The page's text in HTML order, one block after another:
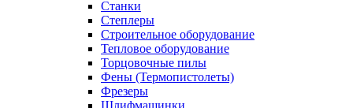
Станки
Степлеры
Строительное оборудование
Тепловое оборудование
Торцовочные пилы
Фены (Термопистолеты)
Фрезеры
Шлифмашинки